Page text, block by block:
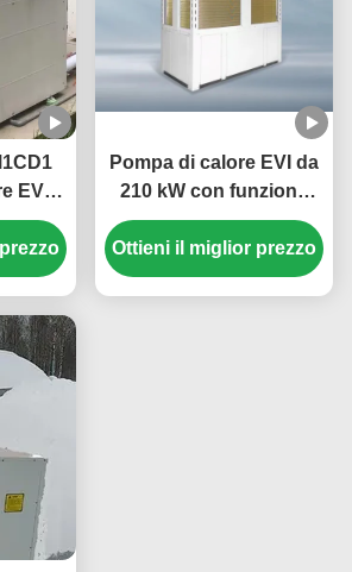
EVI
di
e
Pompa di calore EVI da
210 kW con funzione
antigelo per acqua
calda commerciale nelle
scuole
Ottieni il miglior prezzo